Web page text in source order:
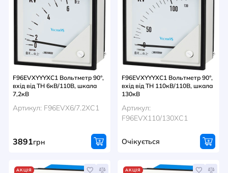
F96EVXYYYXC1 Вольтметр 90°,
вхід від ТН 6кВ/110В, шкала
7,2кВ
Артикул: F96EVX6/7.2XC1
3891грн
F96EVXYYYXC1 Вольтметр 90°,
вхід від ТН 110кВ/110В, шкала
130кВ
Артикул:
F96EVX110/130XC1
Очікується
АКЦІЯ АКЦІЯ